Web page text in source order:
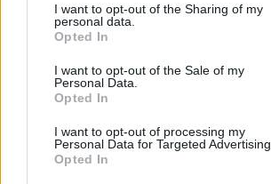
I want to opt-out of the Sharing of my
personal data.
Opted In
I want to opt-out of the Sale of my
Personal Data.
Opted In
I want to opt-out of processing my
Personal Data for Targeted Advertising.
Opted In